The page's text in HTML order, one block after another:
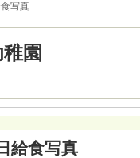
写真
園
給食写真